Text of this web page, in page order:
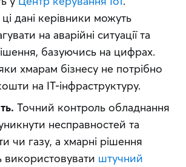
дані керівники можуть
на аварійні ситуації та
базуючись на цифрах.
хмарам бізнесу не потрібно
на IT-інфраструктуру.
Точний контроль обладнання
несправностей та
чи газу, а хмарні рішення
штучний